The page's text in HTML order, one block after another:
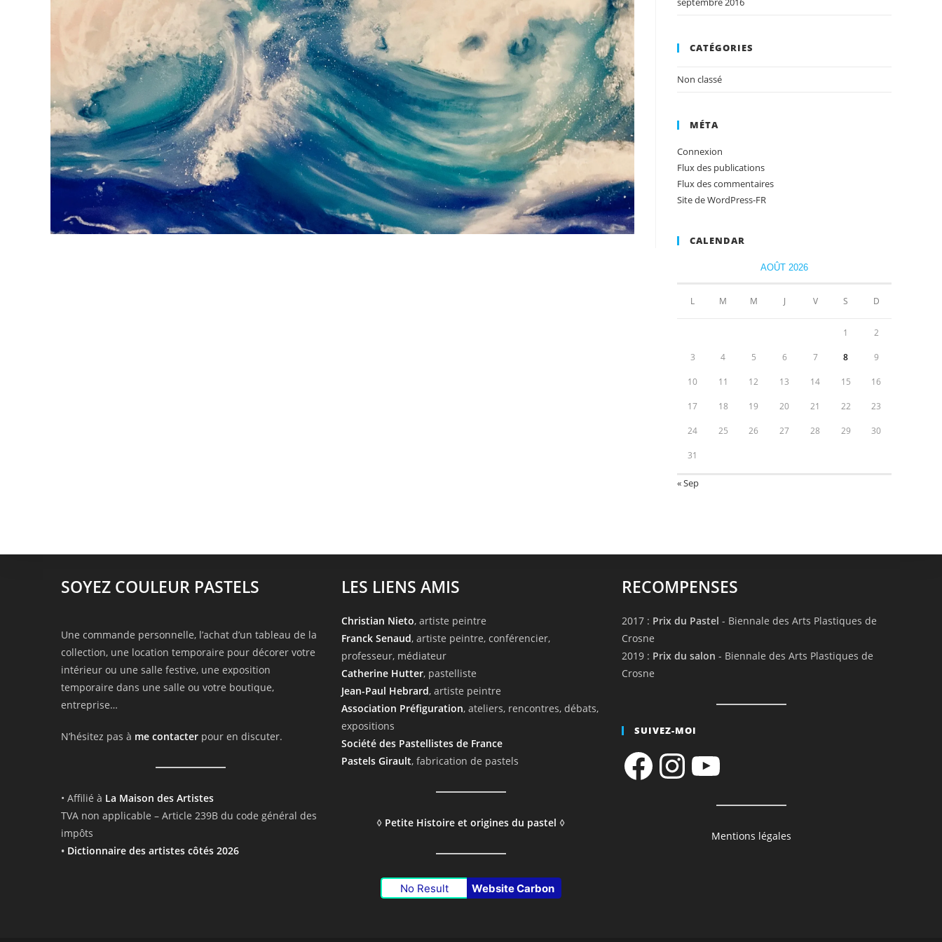
CATÉGORIES
Non classé
MÉTA
Connexion
Flux des publications
Flux des commentaires
Site de WordPress-FR
CALENDAR
AOÛT 2026
L M M J V S D
1 2
3 4 5 6 7 8 9
10 11 12 13 14 15 16
17 18 19 20 21 22 23
24 25 26 27 28 29 30
31
« Sep
SOYEZ COULEUR PASTELS
Une commande personnelle, l’achat d’un tableau de la
collection, une location temporaire pour décorer votre
intérieur ou une salle festive, une exposition
temporaire dans une salle ou votre boutique,
entreprise…
N’hésitez pas à me contacter pour en discuter.
• Affilié à La Maison des Artistes
TVA non applicable – Article 239B du code général des
impôts
• Dictionnaire des artistes côtés 2026
LES LIENS AMIS
Christian Nieto, artiste peintre
Franck Senaud, artiste peintre, conférencier,
professeur, médiateur
Catherine Hutter, pastelliste
Jean-Paul Hebrard, artiste peintre
Association Préfiguration, ateliers, rencontres, débats,
expositions
Société des Pastellistes de France
Pastels Girault, fabrication de pastels
◊ Petite Histoire et origines du pastel ◊
No Result Website Carbon
RECOMPENSES
2017 : Prix du Pastel - Biennale des Arts Plastiques de
Crosne
2019 : Prix du salon - Biennale des Arts Plastiques de
Crosne
SUIVEZ-MOI
FacebookInstagramYouTube
Mentions légales